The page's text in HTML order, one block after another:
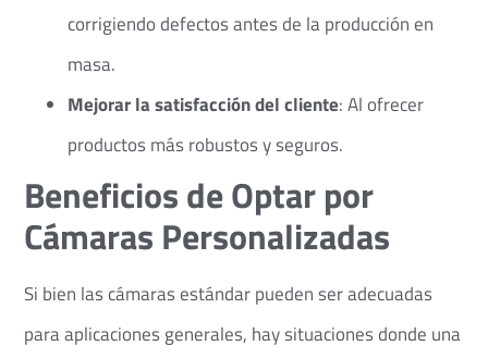
corrigiendo defectos antes de la producción en
masa.
Mejorar la satisfacción del cliente: Al ofrecer
productos más robustos y seguros.​
Beneficios de Optar por
Cámaras Personalizadas
Si bien las cámaras estándar pueden ser adecuadas
para aplicaciones generales, hay situaciones donde una